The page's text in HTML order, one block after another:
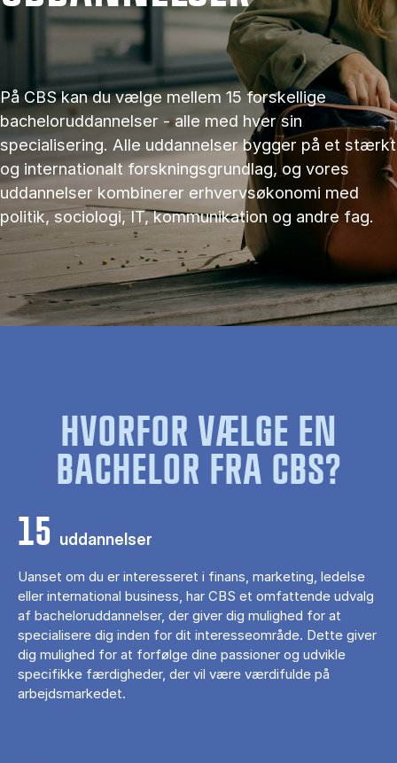
På CBS kan du vælge mellem 15 forskellige
bacheloruddannelser - alle med hver sin
specialisering. Alle uddannelser bygger på et stærkt
og internationalt forskningsgrundlag, og vores
uddannelser kombinerer erhvervsøkonomi med
politik, sociologi, IT, kommunikation og andre fag.
HVORFOR VÆLGE EN
BACHELOR FRA CBS?
15 uddannelser
Uanset om du er interesseret i finans, marketing, ledelse
eller international business, har CBS et omfattende udvalg
af bacheloruddannelser, der giver dig mulighed for at
specialisere dig inden for dit interesseområde. Dette giver
dig mulighed for at forfølge dine passioner og udvikle
specifikke færdigheder, der vil være værdifulde på
arbejdsmarkedet.